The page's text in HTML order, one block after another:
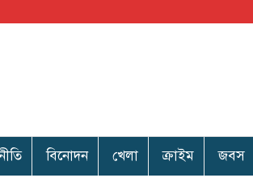
বিনোদন খেলা ক্রাইম জবস